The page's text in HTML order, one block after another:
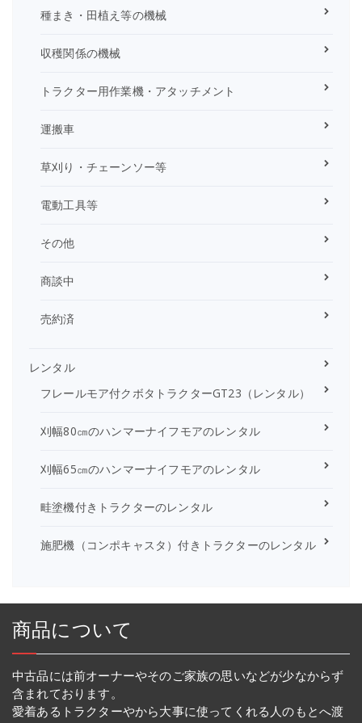
種まき・田植え等の機械
収穫関係の機械
トラクター用作業機・アタッチメント
運搬車
草刈り・チェーンソー等
電動工具等
その他
商談中
売約済
レンタル
フレールモア付クボタトラクターGT23（レンタル）
刈幅80㎝のハンマーナイフモアのレンタル
刈幅65㎝のハンマーナイフモアのレンタル
畦塗機付きトラクターのレンタル
施肥機（コンポキャスタ）付きトラクターのレンタル
商品について
中古品には前オーナーやそのご家族の思いなどが少なからず
含まれております。
愛着あるトラクターやから大事に使ってくれる人のもとへ渡